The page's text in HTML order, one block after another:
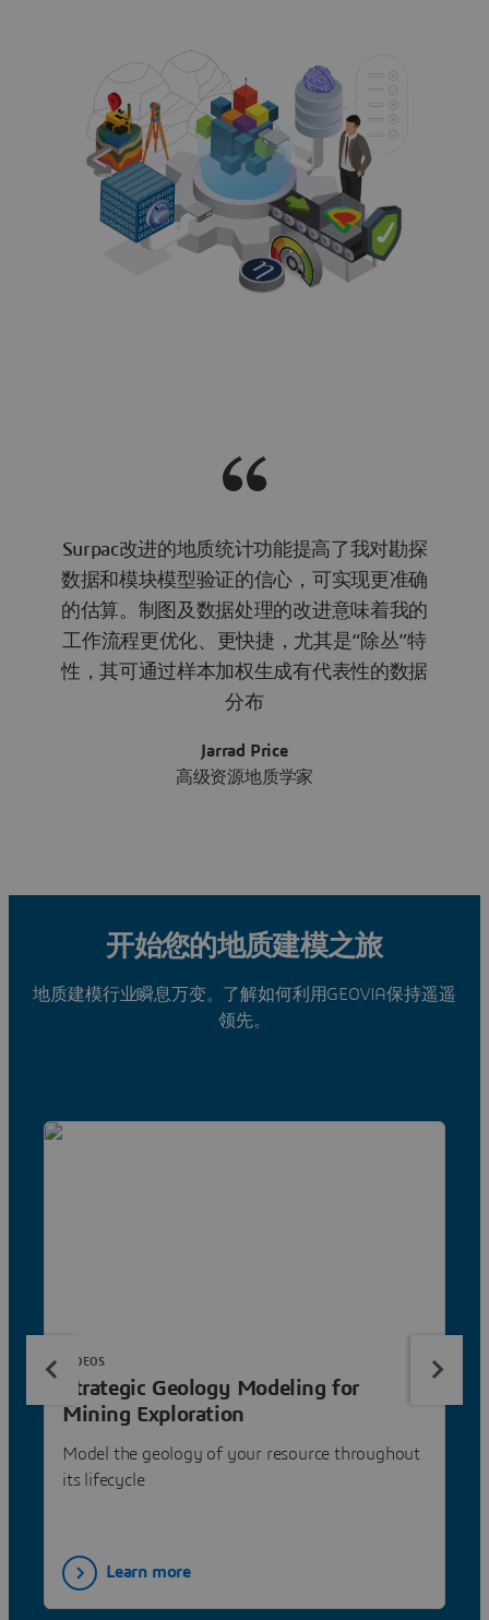
Surpac改进的地质统计功能提高了我对勘探
数据和模块模型验证的信心，可实现更准确
的估算。制图及数据处理的改进意味着我的
工作流程更优化、更快捷，尤其是“除丛”特
性，其可通过样本加权生成有代表性的数据
分布
Jarrad Price
高级资源地质学家
开始您的地质建模之旅
地质建模行业瞬息万变。了解如何利用GEOVIA保持遥遥
领先。
Strategic Geology Modeling for
Mining Exploration
Model the geology of your resource throughout
its lifecycle
VIDEOS
Learn more